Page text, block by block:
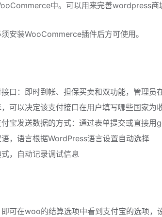
中。可以用来完善wordpress商
安装WooCommerce插件后方可使用。
口：即时到帐、担保买卖和双功能，管理员
可以决定该支付接口在用户填写哪些国家为
宝发送数据的方式：通过表单提交或直接用
，语言根据WordPress语言设置自动选择
，自动记录调试信息
可在woo的结算选项中看到支付宝的选项，